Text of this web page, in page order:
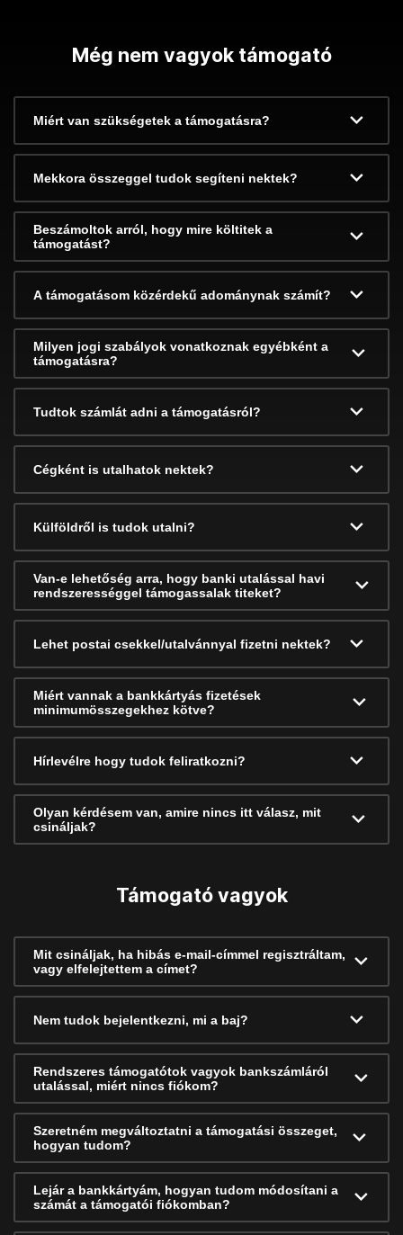
Még nem vagyok támogató
Miért van szükségetek a támogatásra?
Mekkora összeggel tudok segíteni nektek?
Beszámoltok arról, hogy mire költitek a
támogatást?
A támogatásom közérdekű adománynak számít?
Milyen jogi szabályok vonatkoznak egyébként a
támogatásra?
Tudtok számlát adni a támogatásról?
Cégként is utalhatok nektek?
Külföldről is tudok utalni?
Van-e lehetőség arra, hogy banki utalással havi
rendszerességgel támogassalak titeket?
Lehet postai csekkel/utalvánnyal fizetni nektek?
Miért vannak a bankkártyás fizetések
minimumösszegekhez kötve?
Hírlevélre hogy tudok feliratkozni?
Olyan kérdésem van, amire nincs itt válasz, mit
csináljak?
Támogató vagyok
Mit csináljak, ha hibás e-mail-címmel regisztráltam,
vagy elfelejtettem a címet?
Nem tudok bejelentkezni, mi a baj?
Rendszeres támogatótok vagyok bankszámláról
utalással, miért nincs fiókom?
Szeretném megváltoztatni a támogatási összeget,
hogyan tudom?
Lejár a bankkártyám, hogyan tudom módosítani a
számát a támogatói fiókomban?